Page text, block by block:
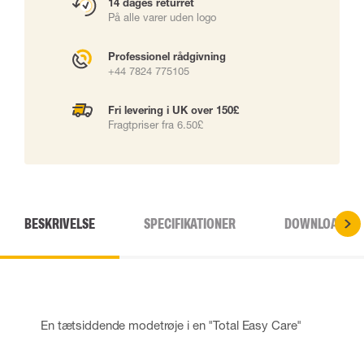
På alle varer uden logo
Professionel rådgivning
+44 7824 775105
Fri levering i UK over 150£
Fragtpriser fra 6.50£
BESKRIVELSE SPECIFIKATIONER DOWNLOADS
En tætsiddende modetrøje i en "Total Easy Care"